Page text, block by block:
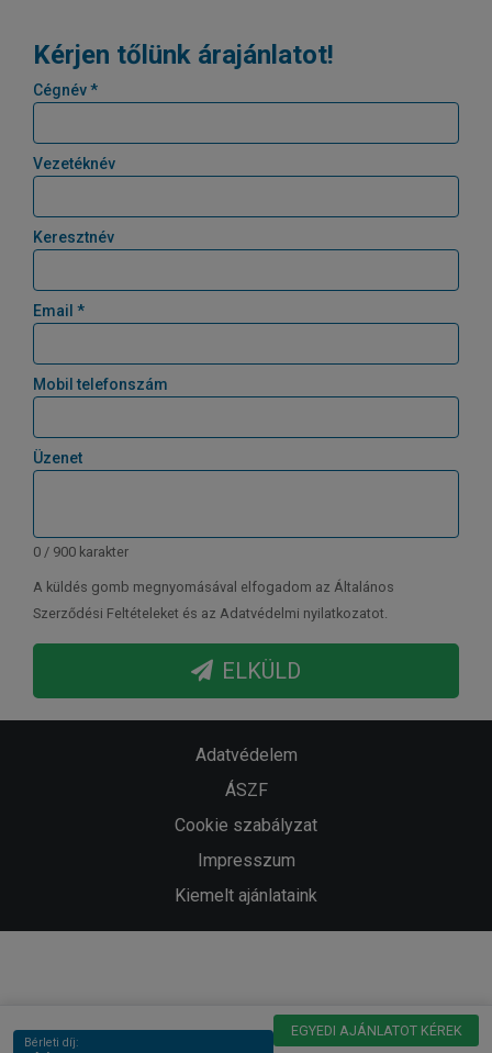
Bérleti díj:
EGYEDI AJÁNLATOT KÉREK
Kérjen tőlünk árajánlatot!
Cégnév *
Vezetéknév
Keresztnév
Email *
Mobil telefonszám
Üzenet
0 / 900 karakter
A küldés gomb megnyomásával elfogadom az Általános
Szerződési Feltételeket és az Adatvédelmi nyilatkozatot.
ELKÜLD
Adatvédelem
ÁSZF
Cookie szabályzat
Impresszum
Kiemelt ajánlataink